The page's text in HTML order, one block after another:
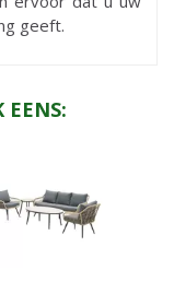
geeft.
EENS: